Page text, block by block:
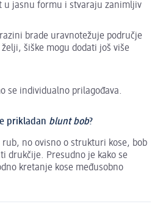
u jasnu formu i stvaraju zanimljiv
brade uravnotežuje područje
šiške mogu dodati još više
se individualno prilagođava.
prikladan blunt bob?
no ovisno o strukturi kose, bob
drukčije. Presudno je kako se
kretanje kose međusobno